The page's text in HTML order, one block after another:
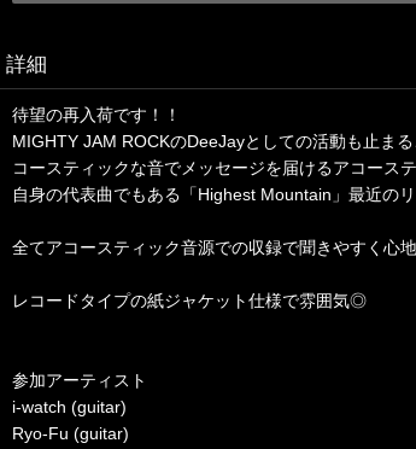
詳細
待望の再入荷です！！
MIGHTY JAM ROCKのDeeJayとしての活動も止ま
コースティックな音でメッセージを届けるアコース
自身の代表曲でもある「Highest Mountain」最近の
全てアコースティック音源での収録で聞きやすく心
レコードタイプの紙ジャケット仕様で雰囲気◎
参加アーティスト
i-watch (guitar)
Ryo-Fu (guitar)